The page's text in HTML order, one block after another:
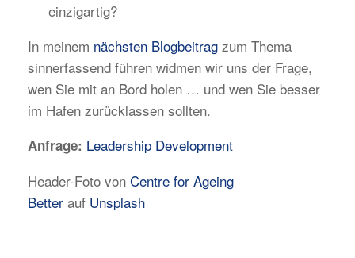
einzigartig?
In meinem nächsten Blogbeitrag zum Thema
sinnerfassend führen widmen wir uns der Frage,
wen Sie mit an Bord holen … und wen Sie besser
im Hafen zurücklassen sollten.
Anfrage: Leadership Development
Header-Foto von Centre for Ageing
Better auf Unsplash